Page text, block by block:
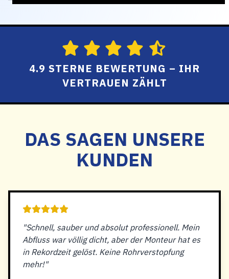
4.9 STERNE BEWERTUNG – IHR
VERTRAUEN ZÄHLT
DAS SAGEN UNSERE
KUNDEN
"Schnell, sauber und absolut professionell. Mein
Abfluss war völlig dicht, aber der Monteur hat es
in Rekordzeit gelöst. Keine Rohrverstopfung
mehr!"